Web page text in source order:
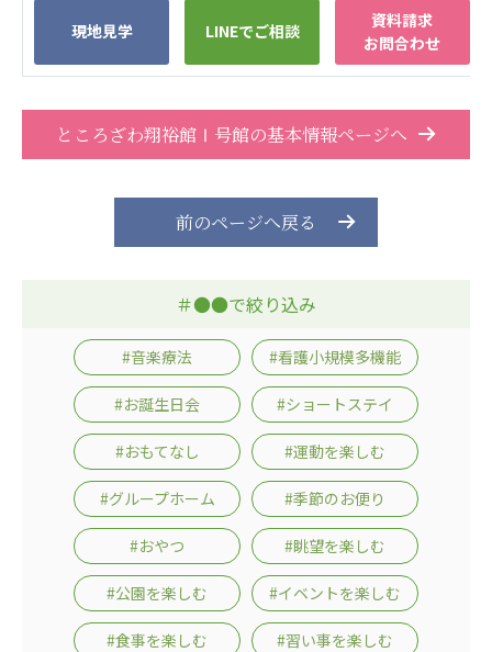
特定非営利活動法人日本医療福祉機構
株式会社アメックファーマシー
株式会社エネクト 株式会社 G.com R＆M
Hospital
クヴィアン小学校・カンボジア日本友好共生クヴ
ィアン中学校
カンボジア日本友好技術教育センター
NGO共生の家
G-COM JOINT STOCK COMPANY
海外子会社・合弁会社
瀋陽長者会
上海介護施設
広州谷豊園
現地見学 LINEでご相談
資料請求
お問合わせ
ところざわ翔裕館Ⅰ号館の基本情報ページへ
前のページへ戻る
＃●●で絞り込み
#音楽療法 #看護小規模多機能
#お誕生日会 #ショートステイ
#おもてなし #運動を楽しむ
#グループホーム #季節のお便り
#おやつ #眺望を楽しむ
#公園を楽しむ #イベントを楽しむ
#食事を楽しむ #習い事を楽しむ